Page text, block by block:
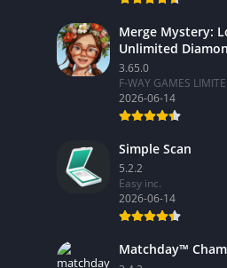
Merge Mystery:
Unlimited
3.65.0
F-WAY GAMES
2026-06-14
Simple Scan
5.2.2
Easy inc.
2026-06-14
Matchday™